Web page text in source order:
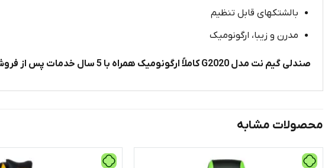
بالشتکهای قابل تنظیم
مدرن و زیبا، ارگونومیک
صندلی گیم نت مدل G2020 کاملاً ارگونومیک همراه با 5 سال خدمات پس از فروش | مناسب برای گیمرهای حرفه‌ای که ساعتهای زیادی را مشغول بازی با کامپیوتر هستند.
محصولات مشابه